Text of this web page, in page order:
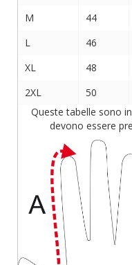
M
44
L
46
XL
48
2XL
50
Queste tabelle sono
devono essere